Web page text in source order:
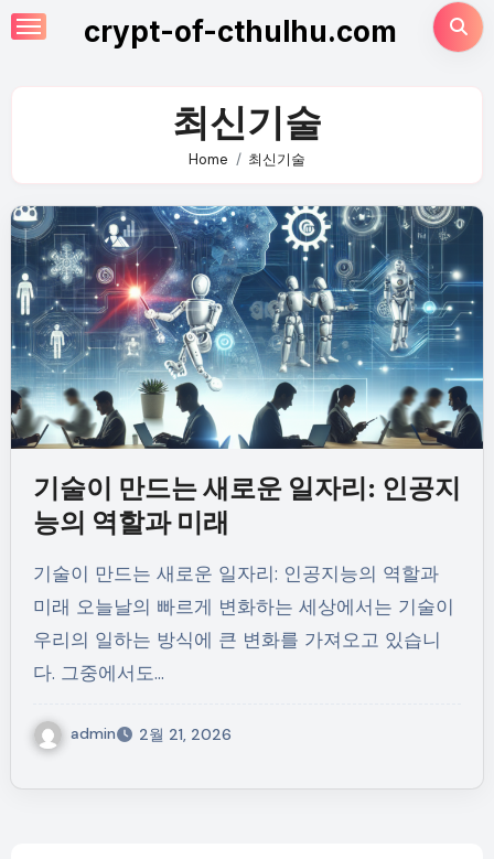
Skip
to
crypt-of-cthulhu.com
최신기술
Home 최신기술
기술이 만드는 새로운 일자리: 인공지
능의 역할과 미래
기술이 만드는 새로운 일자리: 인공지능의 역할과
미래 오늘날의 빠르게 변화하는 세상에서는 기술이
우리의 일하는 방식에 큰 변화를 가져오고 있습니
다. 그중에서도…
admin 2월 21, 2026